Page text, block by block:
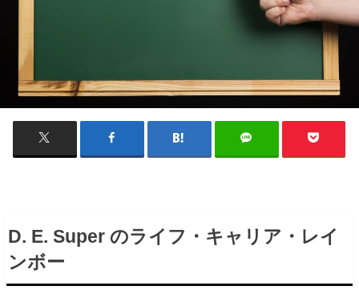
D. E. Super のライフ・キャリア・レイ
ンボー